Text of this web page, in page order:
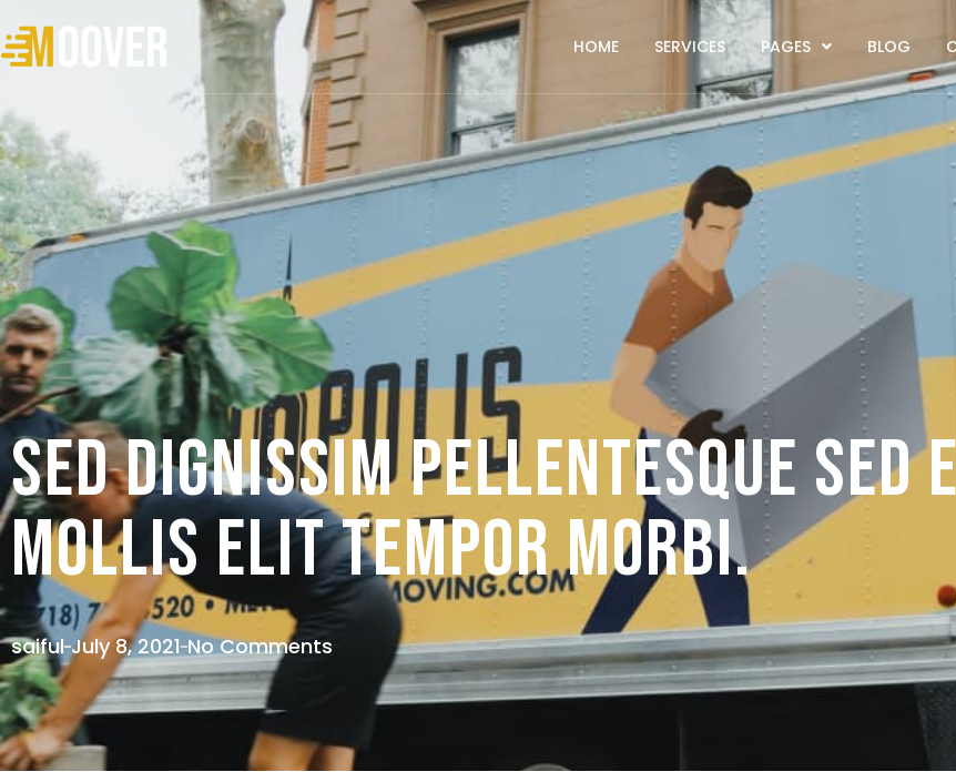
HOME SERVICES PAGES BLOG
Sed dignissim pellentesque sed
mollis Elit tempor morbi.
saiful July 8, 2021 No Comments